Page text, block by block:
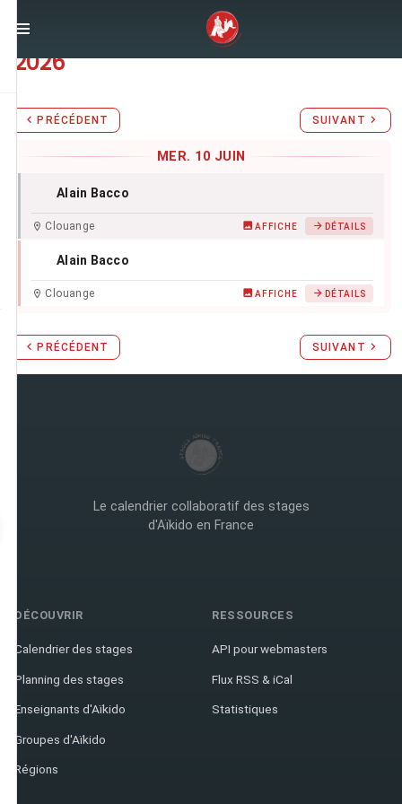
Stages d'Aïkido dumercredi 10 juin
2026
PRÉCÉDENT SUIVANT
MER. 10 JUIN
Alain Bacco
Clouange AFFICHE DÉTAILS
Alain Bacco
Clouange AFFICHE DÉTAILS
PRÉCÉDENT SUIVANT
Le calendrier collaboratif des stages
d'Aïkido en France
DÉCOUVRIR
Calendrier des stages
Planning des stages
Enseignants d'Aïkido
Groupes d'Aïkido
Régions
RESSOURCES
API pour webmasters
Flux RSS & iCal
Statistiques